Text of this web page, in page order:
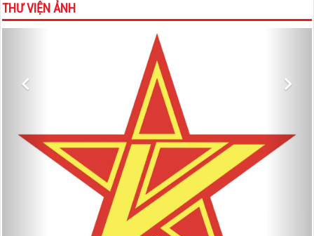
THƯ VIỆN ẢNH